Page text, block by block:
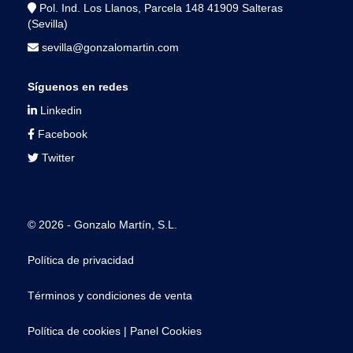
Pol. Ind. Los Llanos, Parcela 148 41909 Salteras
(Sevilla)
sevilla@gonzalomartin.com
Síguenos en redes
Linkedin
Facebook
Twitter
© 2026 - Gonzalo Martín, S.L.
Política de privacidad
Términos y condiciones de venta
Política de cookies | Panel Cookies